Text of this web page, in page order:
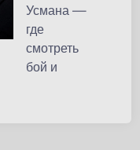
Усмана —
где
смотреть
бой и